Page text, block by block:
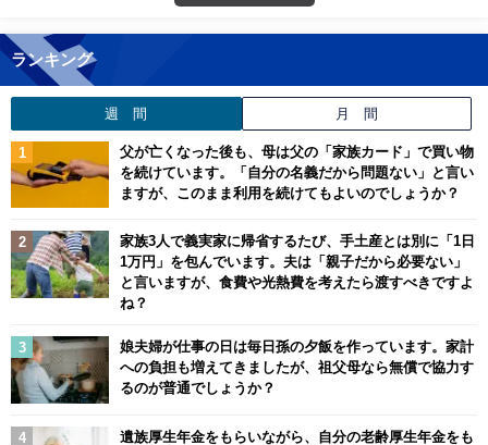
ランキング
週 間 月 間
父が亡くなった後も、母は父の「家族カード」で買い物
を続けています。「自分の名義だから問題ない」と言い
ますが、このまま利用を続けてもよいのでしょうか？
家族3人で義実家に帰省するたび、手土産とは別に「1日
1万円」を包んでいます。夫は「親子だから必要ない」
と言いますが、食費や光熱費を考えたら渡すべきですよ
ね？
娘夫婦が仕事の日は毎日孫の夕飯を作っています。家計
への負担も増えてきましたが、祖父母なら無償で協力す
るのが普通でしょうか？
遺族厚生年金をもらいながら、自分の老齢厚生年金をも